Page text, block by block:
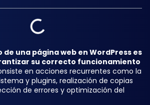
una página web en WordPress es
su correcto funcionamiento
en acciones recurrentes como la
y plugins, realización de copias
de errores y optimización del